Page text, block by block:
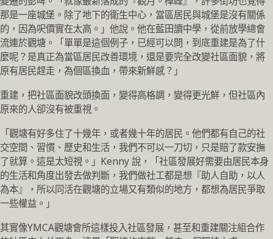
那是一座城堡。除了地下的衛生中心，當區居民與城堡是沒有關係
的，因為呎價實在太高。」他說。他在藍田讀中學，從前放學總會
流連於觀塘。「單單是這個例子，已經可以問，到底重建是為了什
麼呢？是真正為當區居民改善環境，還是要完全改變社區面貌，將
原有居民趕走，為個區換血，帶來新鮮感？」
重建，把社區面貌改頭換面，變得高格調，變得更光鮮，但社區內
原來的人卻沒有被重視。
「觀塘有好多住了十幾年，或者幾十年的居民。他們都有自己的社
交空間、習慣、歷史和生活，我們不可以一刀切，只是賠了款安撫
了就算。這是太短視。」Kenny 說，「社區發展好需要由居民本身
的生活和角度出發去做判斷，我們做社工都是想『助人自助，以人
為本』，所以同活在觀塘的立場又有類似的地方，都想為居民爭取
一些權益。」
其實像YMCA觀塘會所這樣投入社區發展，甚至和重建關注組合作